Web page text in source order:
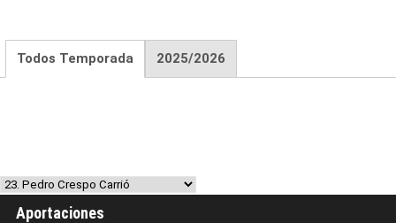
Todos Temporada 2025/2026
Aportaciones